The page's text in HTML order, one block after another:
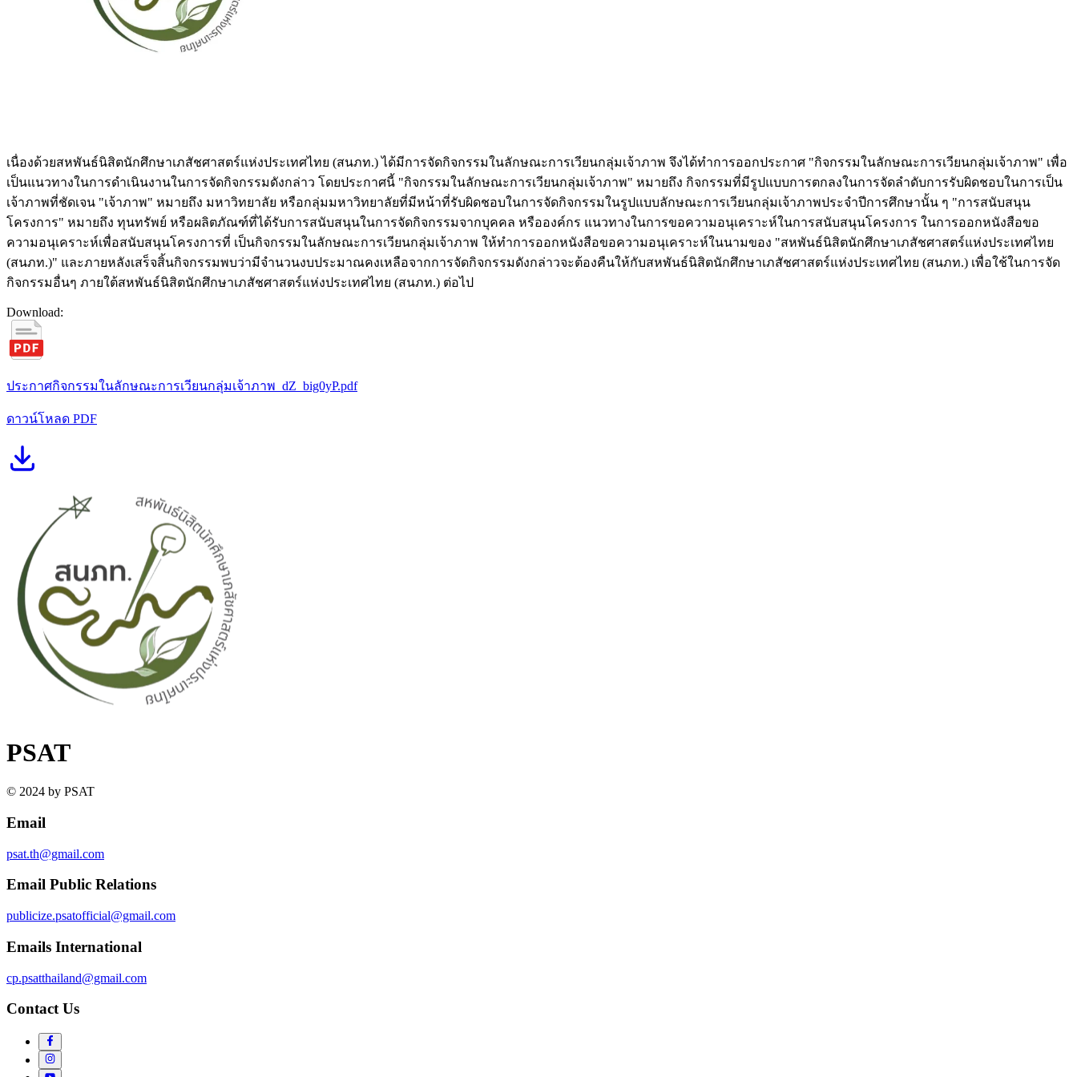
เนื่องด้วยสหพันธ์นิสิตนักศึกษาเภสัชศาสตร์แห่งประเทศไทย (สนภท.) ได้มีการจัดกิจกรรมในลักษณะการเวียนกลุ่มเจ้าภาพ จึงได้ทำการออกประกาศ "กิจกรรมในลักษณะการเวียนกลุ่มเจ้าภาพ" เพื่อ
เป็นแนวทางในการดำเนินงานในการจัดกิจกรรมดังกล่าว โดยประกาศนี้ "กิจกรรมในลักษณะการเวียนกลุ่มเจ้าภาพ" หมายถึง กิจกรรมที่มีรูปแบบการตกลงในการจัดลำดับการรับผิดชอบในการเป็น
เจ้าภาพที่ชัดเจน "เจ้าภาพ" หมายถึง มหาวิทยาลัย หรือกลุ่มมหาวิทยาลัยที่มีหน้าที่รับผิดชอบในการจัดกิจกรรมในรูปแบบลักษณะการเวียนกลุ่มเจ้าภาพประจำปีการศึกษานั้น ๆ "การสนับสนุน
โครงการ" หมายถึง ทุนทรัพย์ หรือผลิตภัณฑ์ที่ได้รับการสนับสนุนในการจัดกิจกรรมจากบุคคล หรือองค์กร แนวทางในการขอความอนุเคราะห์ในการสนับสนุนโครงการ ในการออกหนังสือขอ
ความอนุเคราะห์เพื่อสนับสนุนโครงการที่ เป็นกิจกรรมในลักษณะการเวียนกลุ่มเจ้าภาพ ให้ทำการออกหนังสือขอความอนุเคราะห์ในนามของ "สหพันธ์นิสิตนักศึกษาเภสัชศาสตร์แห่งประเทศไทย
(สนภท.)" และภายหลังเสร็จสิ้นกิจกรรมพบว่ามีจำนวนงบประมาณคงเหลือจากการจัดกิจกรรมดังกล่าวจะต้องคืนให้กับสหพันธ์นิสิตนักศึกษาเภสัชศาสตร์แห่งประเทศไทย (สนภท.) เพื่อใช้ในการจัด
กิจกรรมอื่นๆ ภายใต้สหพันธ์นิสิตนักศึกษาเภสัชศาสตร์แห่งประเทศไทย (สนภท.) ต่อไป
Download:
ประกาศกิจกรรมในลักษณะการเวียนกลุ่มเจ้าภาพ_dZ_big0yP.pdf
ดาวน์โหลด PDF
PSAT
© 2024 by PSAT
Email
psat.th@gmail.com
Email Public Relations
publicize.psatofficial@gmail.com
Emails International
cp.psatthailand@gmail.com
Contact Us